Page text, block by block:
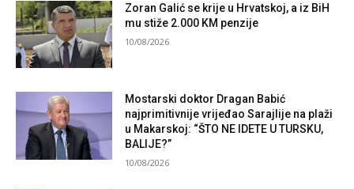
Zoran Galić se krije u Hrvatskoj, a iz BiH
mu stiže 2.000 KM penzije
10/08/2026
Mostarski doktor Dragan Babić
najprimitivnije vrijeđao Sarajlije na plaži
u Makarskoj: “ŠTO NE IDETE U TURSKU,
BALIJE?”
10/08/2026